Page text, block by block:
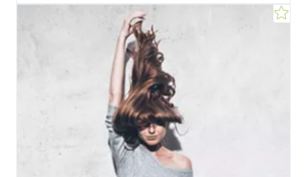
狮基于其强大的油脂化学研究，开发了此款油包水乳化剂
Emulium® Illustro。 长达六年的研究与开发，使